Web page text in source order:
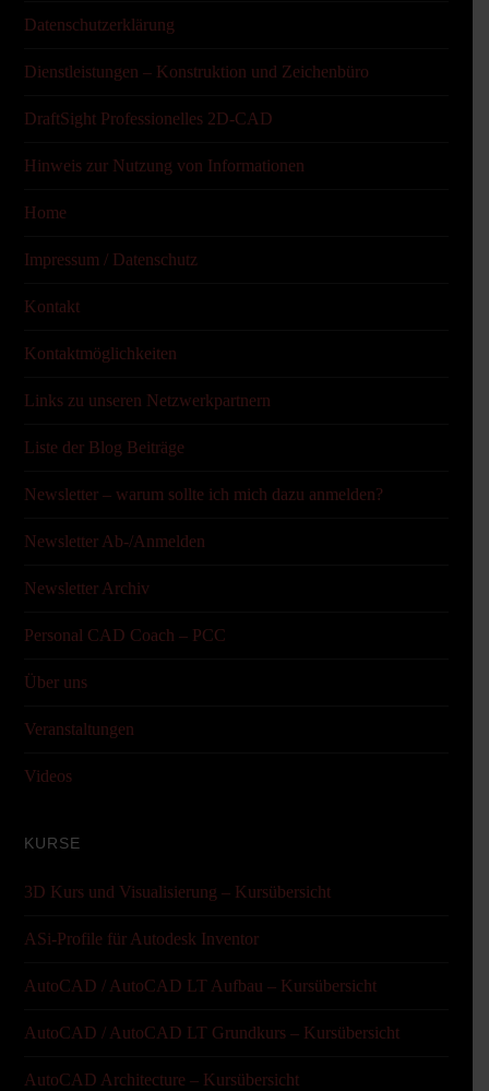
Datenschutzerklärung
Dienstleistungen – Konstruktion und Zeichenbüro
DraftSight Professionelles 2D-CAD
Hinweis zur Nutzung von Informationen
Home
Impressum / Datenschutz
Kontakt
Kontaktmöglichkeiten
Links zu unseren Netzwerkpartnern
Liste der Blog Beiträge
Newsletter – warum sollte ich mich dazu anmelden?
Newsletter Ab-/Anmelden
Newsletter Archiv
Personal CAD Coach – PCC
Über uns
Veranstaltungen
Videos
KURSE
3D Kurs und Visualisierung – Kursübersicht
ASi-Profile für Autodesk Inventor
AutoCAD / AutoCAD LT Aufbau – Kursübersicht
AutoCAD / AutoCAD LT Grundkurs – Kursübersicht
AutoCAD Architecture – Kursübersicht